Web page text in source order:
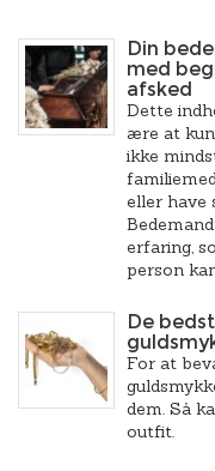
Din
med
afsked
Dette
ære at
ikke
eller have
erfaring,
person
De
For at
dem. Så
outfit.